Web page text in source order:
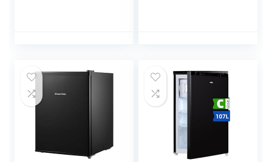
Slaapkamer
aapkamer,Hotels
en Kleine
Appartementen